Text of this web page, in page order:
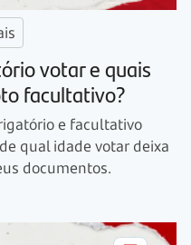
votar e quais
facultativo?
e facultativo
qual idade votar deixa
documentos.